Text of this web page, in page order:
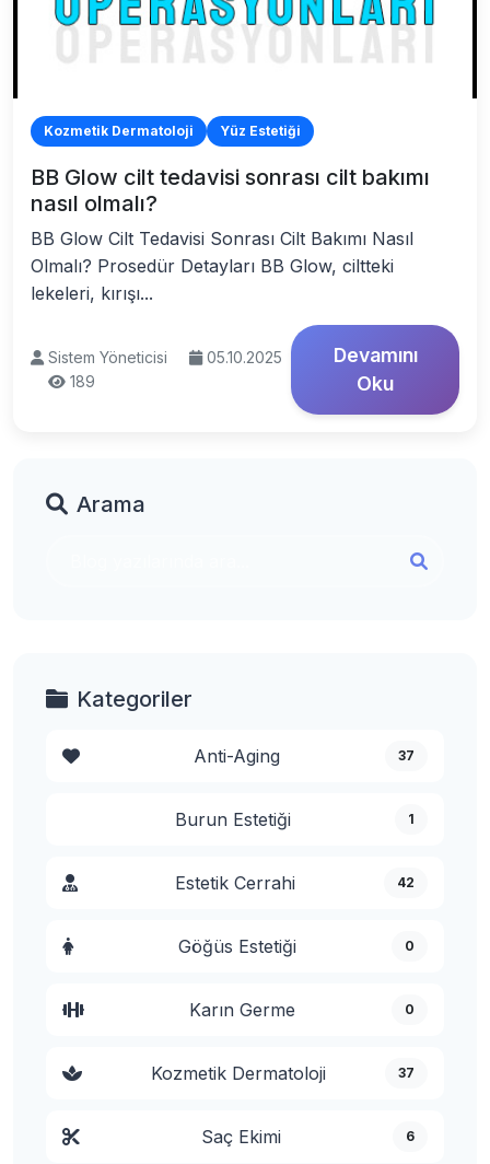
Kozmetik Dermatoloji Yüz Estetiği
BB Glow cilt tedavisi sonrası cilt bakımı
nasıl olmalı?
BB Glow Cilt Tedavisi Sonrası Cilt Bakımı Nasıl
Olmalı? Prosedür Detayları BB Glow, ciltteki
lekeleri, kırışı...
Sistem Yöneticisi
05.10.2025
189
Devamını
Oku
Arama
Kategoriler
Anti-Aging 37
Burun Estetiği 1
Estetik Cerrahi 42
Göğüs Estetiği 0
Karın Germe 0
Kozmetik Dermatoloji 37
Saç Ekimi 6